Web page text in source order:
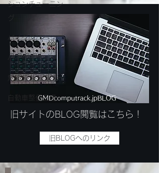
ションチューニン
グ
バイクのパーツ
バイクイベント
無題のカテゴリー
自動車整備工場GMDcomputrack.jpBLOG
​旧サイトのBLOG閲覧はこちら！
旧BLOGへのリンク